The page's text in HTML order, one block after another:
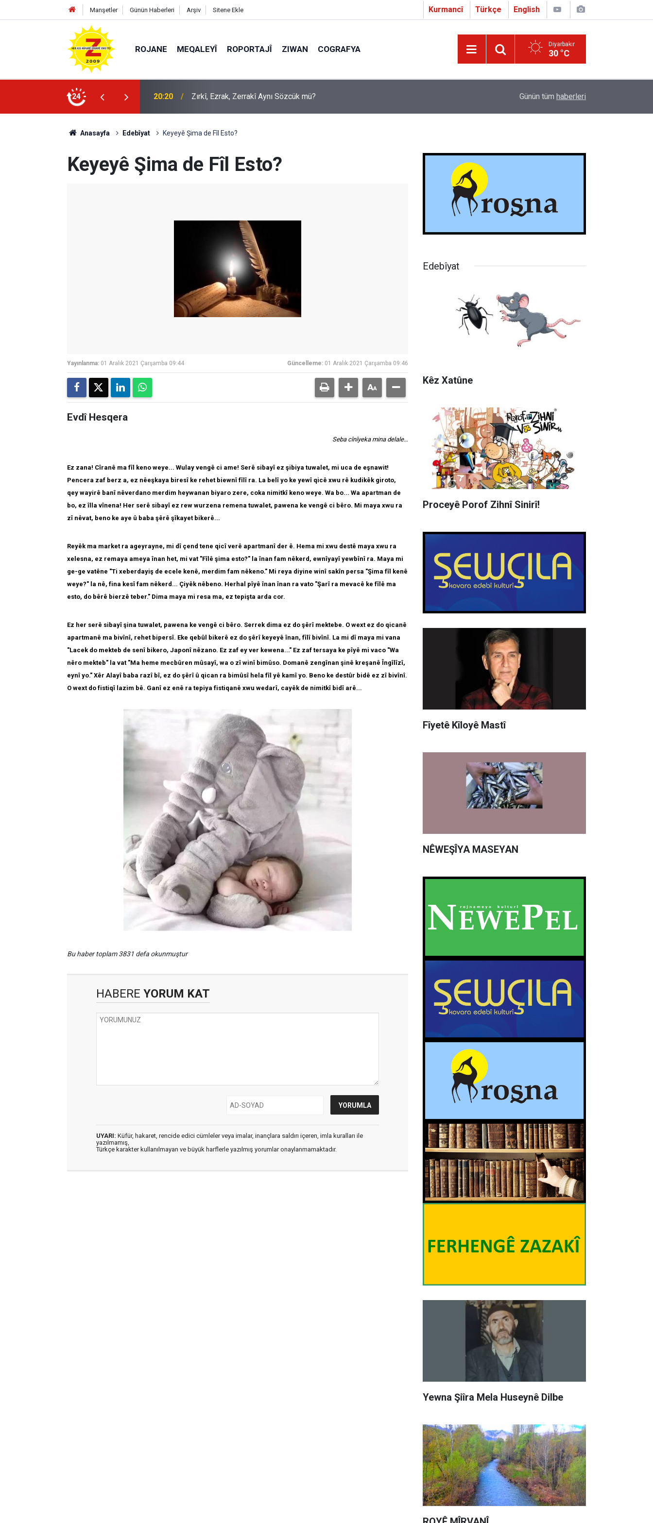
Manşetler Günün Haberleri Arşiv Sitene Ekle Kurmancî Türkçe English
ROJANE MEQALEYÎ ROPORTAJÎ ZIWAN COGRAFYA Diyarbakır
30 °C
24 09:56 Ji Zilma Partîzanan Nimûneyeka Piçûk Çapo 3. o Hîrakerde yê Ferhengê Zazakî-Tirkî
Günün tüm haberleri
Anasayfa Edebîyat Keyeyê Şima de Fîl Esto?
Keyeyê Şima de Fîl Esto?
Yayınlanma: 01 Aralık 2021 Çarşamba 09:44 Güncelleme: 01 Aralık 2021 Çarşamba 09:46
Evdî Hesqera
Seba cînîyeka mina delale…
Ez zana! Cîranê ma fîl keno weye... Wulay vengê ci ame! Serê sibayî ez şibiya tuwalet, mi uca de eşnawit!
Pencera zaf berz a, ez nêeşkaya biresî ke rehet biewnî fîlî ra. La belî yo ke yewî qicê xwu rê kudikêk giroto,
qey wayirê banî nêverdano merdim heywanan biyaro zere, coka nimitkî keno weye. Wa bo... Wa apartman de
bo, ez îlla vînena! Her serê sibayî ez rew wurzena remena tuwalet, pawena ke vengê ci bêro. Mi maya xwu ra
zî nêvat, beno ke aye û baba şêrê şîkayet bikerê...
Reyêk ma market ra ageyrayne, mi dî çend tene qicî verê apartmanî der ê. Hema mi xwu destê maya xwu ra
xelesna, ez remaya ameya înan het, mi vat "Fîlê şima esto?" la înan fam nêkerd, ewnîyayî yewbînî ra. Maya mi
ge-ge vatêne "Ti xeberdayiş de ecele kenê, merdim fam nêkeno." Mi reya diyine winî sakîn persa "Şima fîl kenê
weye?" la nê, fina kesî fam nêkerd... Çiyêk nêbeno. Herhal pîyê înan înan ra vato "Şarî ra mevacê ke fîlê ma
esto, do bêrê bierzê teber." Dima maya mi resa ma, ez tepişta arda cor.
Ez her serê sibayî şina tuwalet, pawena ke vengê ci bêro. Serrek dima ez do şêrî mektebe. O wext ez do qicanê
apartmanê ma bivînî, rehet bipersî. Eke qebûl bikerê ez do şêrî keyeyê înan, fîlî bivînî. La mi dî maya mi vana
"Lacek do mekteb de senî bikero, Japonî nêzano. Ez zaf ey ver kewena..." Ez zaf tersaya ke pîyê mi vaco "Wa
nêro mekteb" la vat "Ma heme mecbûren mûsayî, wa o zî winî bimûso. Domanê zengînan şinê kreşanê Îngîlîzî,
eynî yo." Xêr Alayî baba razî bî, ez do şêrî û qican ra bimûsî hela fîl yê kamî yo. Beno ke destûr bidê ez zî bivînî.
O wext do fistiqî lazim bê. Ganî ez enê ra tepiya fistiqanê xwu wedarî, cayêk de nimitkî bidî arê...
Bu haber toplam 3831 defa okunmuştur
HABERE YORUM KAT
UYARI: Küfür, hakaret, rencide edici cümleler veya imalar, inançlara saldırı içeren, imla kuralları ile
yazılmamış,
Türkçe karakter kullanılmayan ve büyük harflerle yazılmış yorumlar onaylanmamaktadır.
Edebîyat
Kêz Xatûne
Proceyê Porof Zihnî Sinirî!
Fîyetê Kîloyê Mastî
NÊWEŞÎYA MASEYAN
Yewna Şiîra Mela Huseynê Dilbe